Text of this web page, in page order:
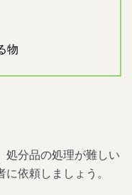
物
処分品の処理が難しい
依頼しましょう。